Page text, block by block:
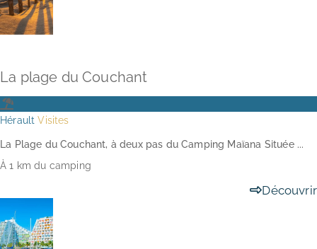
La plage du Couchant
HéraultVisites
La Plage du Couchant, à deux pas du Camping Maïana Située ...
À 1 km du camping
Découvrir